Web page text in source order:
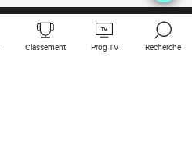
Classement Prog TV Recherche